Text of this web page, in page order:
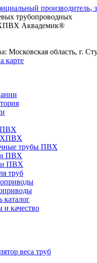
трубопроводных
Аквадемик®
Московская область, г.
карте
ПВХ
ХПВХ
трубы ПВХ
ПВХ
ПВХ
труб
каталог
качество
веса труб